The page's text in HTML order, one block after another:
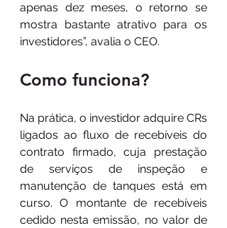
apenas dez meses, o retorno se
mostra bastante atrativo para os
investidores”, avalia o CEO.
Como funciona?
Na prática, o investidor adquire CRs
ligados ao fluxo de recebíveis do
contrato firmado, cuja prestação
de serviços de inspeção e
manutenção de tanques está em
curso. O montante de recebíveis
cedido nesta emissão, no valor de